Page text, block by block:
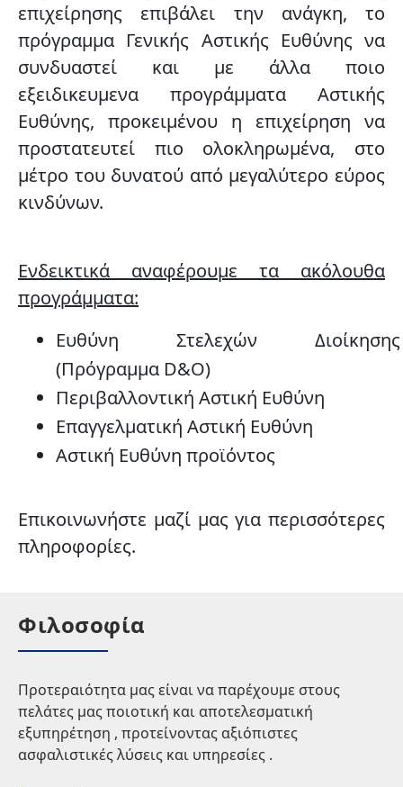
επιχείρησης επιβάλει την ανάγκη, το
πρόγραμμα Γενικής Αστικής Ευθύνης να
συνδυαστεί και με άλλα ποιο
εξειδικευμενα προγράμματα Αστικής
Ευθύνης, προκειμένου η επιχείρηση να
προστατευτεί πιο ολοκληρωμένα, στο
μέτρο του δυνατού από μεγαλύτερο εύρος
κινδύνων.
Ενδεικτικά αναφέρουμε τα ακόλουθα
προγράμματα:
Ευθύνη Στελεχών Διοίκησης
(Πρόγραμμα D&O)
Περιβαλλοντική Αστική Ευθύνη
Επαγγελματική Αστική Ευθύνη
Αστική Ευθύνη προϊόντος
Επικοινωνήστε μαζί μας για περισσότερες
πληροφορίες.
Φιλοσοφία
Προτεραιότητα μας είναι να παρέχουμε στους
πελάτες μας ποιοτική και αποτελεσματική
εξυπηρέτηση , προτείνοντας αξιόπιστες
ασφαλιστικές λύσεις και υπηρεσίες .